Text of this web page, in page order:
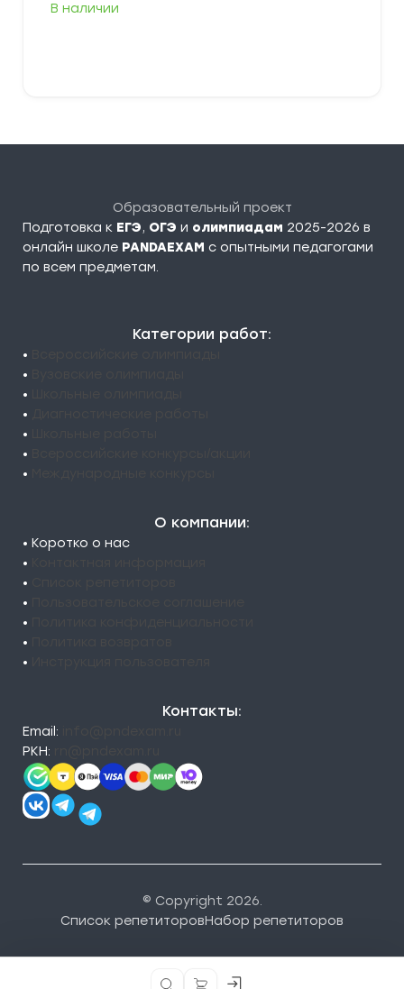
В наличии
Образовательный проект
Подготовка к ЕГЭ, ОГЭ и олимпиадам 2025-2026 в
онлайн школе PANDAEXAM c опытными педагогами
по всем предметам.
Категории работ:
•
•
•
•
•
•
•
О компании:
• Коротко о нас
•
•
•
•
•
•
Контакты:
Email:
РКН:
© Copyright 2026.
Список репетиторовНабор репетиторов